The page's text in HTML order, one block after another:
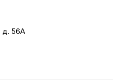
д. 56А